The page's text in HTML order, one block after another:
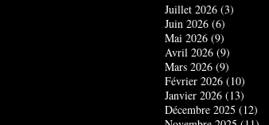
Juillet 2026 (3)
Juin 2026 (6)
Mai 2026 (9)
Avril 2026 (9)
Mars 2026 (9)
Février 2026 (10)
Janvier 2026 (13)
Décembre 2025 (12)